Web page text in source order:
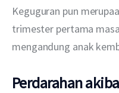
Keguguran pun
trimester pertama
mengandung anak
Perdarahan